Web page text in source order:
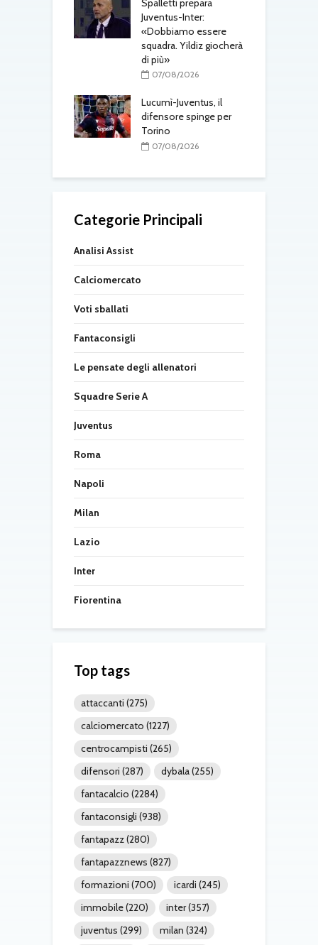
Spalletti prepara
Juventus-Inter:
«Dobbiamo essere
squadra. Yildiz giocherà
di più»
07/08/2026
Lucumì-Juventus, il
difensore spinge per
Torino
07/08/2026
Categorie Principali
Analisi Assist
Calciomercato
Voti sballati
Fantaconsigli
Le pensate degli allenatori
Squadre Serie A
Juventus
Roma
Napoli
Milan
Lazio
Inter
Fiorentina
Top tags
attaccanti (275)
calciomercato (1227)
centrocampisti (265)
difensori (287) dybala(255)
fantacalcio (2284)
fantaconsigli (938)
fantapazz(280)
fantapazznews (827)
formazioni (700) icardi (245)
immobile(220) inter(357)
juventus (299) milan (324)